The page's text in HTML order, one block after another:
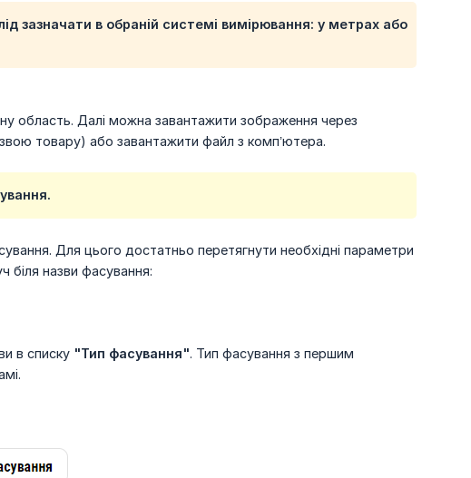
зазначати в обраній системі вимірювання: у метрах або
область. Далі можна завантажити зображення через
товару) або завантажити файл з комп’ютера.
Для цього достатньо перетягнути необхідні параметри
біля назви фасування:
в списку "Тип фасування". Тип фасування з першим